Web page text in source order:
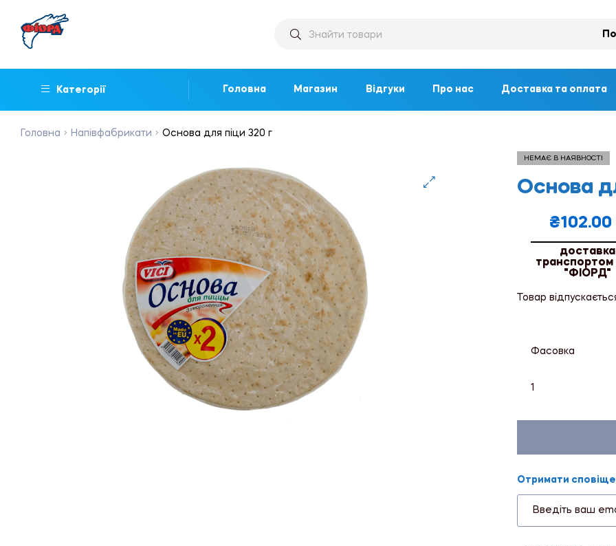
Категорії Головна Магазин Відгуки Про нас Доставка та оплата
Головна Напівфабрикати Основа для піци 320 г
НЕМАЄ В НАЯВНОСТІ
Основа
₴102.00
доставка
"ФІОРД"
Товар
Фасовка
1
Отримати